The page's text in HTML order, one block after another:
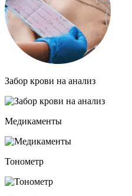
Забор крови на анализ
Медикаменты
Тонометр